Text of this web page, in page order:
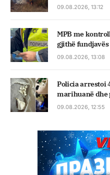
09.08.2026, 13:12
MPB me
gjithë fundjavës
09.08.2026, 13:08
Policia arrestoi
marihuanë dhe
09.08.2026, 12:55